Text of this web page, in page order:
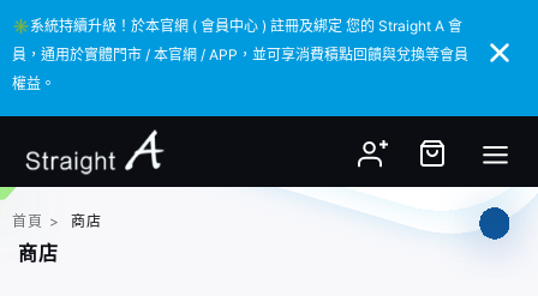
✳️系統持續升級！於本官網 ( 會員中心 ) 註冊及綁定 您的 Straight A 會
員，通用於實體門市 / 本官網 / APP，並可享消費積點回饋與兌換等會員
權益。
✳️系統持續升級！於本官網 ( 會員中心 ) 註冊及綁定 您的 Straight A 會
員，通用於實體門市 / 本官網 / APP，並可享消費積點回饋與兌換等會員
權益。
首頁 > 商店
商店